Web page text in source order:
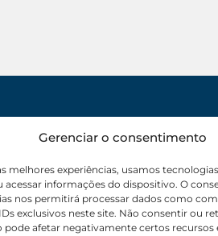
Gerenciar o consentimento
melhores experiências, usamos
acessar informações do dispositivo. O
nos permitirá processar dados como
exclusivos neste site. Não consentir ou
afetar negativamente certos recursos
SEDE
WhatsApp)
8:30h às 17:30h
Rua 56 – Palácio dos